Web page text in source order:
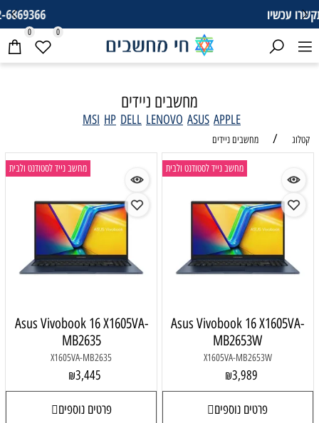
0 0
מחשבים ניידים
APPLE
ASUS
LENOVO
DELL
HP
MSI
קטלוג / מחשבים ניידים
מחשב נייד לסטודנט ולבית
Asus Vivobook 16 X1605VA-
MB2653W
X1605VA-MB2653W
₪3,989
פרטים נוספים
מחשב נייד לסטודנט ולבית
Asus Vivobook 16 X1605VA-
MB2635
X1605VA-MB2635
₪3,445
פרטים נוספים